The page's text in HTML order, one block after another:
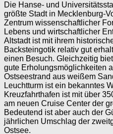
Die Hanse- und
größte Stadt in Mecklenburg-
Zentrum wissenschaftlicher
Lebens und wirtschaftlicher
Altstadt ist mit ihrem
Backsteingotik relativ gut
einen Besuch. Gleichzeitig
gute Erholungsmöglichkeiten
Ostseestrand aus weißem
Leuchtturm ist ein bekanntes
Kreuzfahrthafen ist mit über
am neuen Cruise Center der
Bedeutend ist aber auch der
jährlichen Umschlag der
Ostsee.